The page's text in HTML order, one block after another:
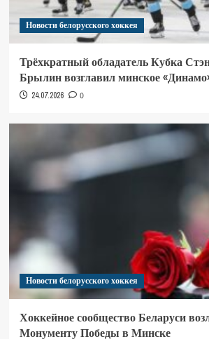
Новости белорусского хоккея
Трёхкратный обладатель Кубка
Брылин возглавил минское
24.07.2026 0
Новости белорусского хоккея
Хоккейное сообщество Беларуси
Монументу Победы в Минске